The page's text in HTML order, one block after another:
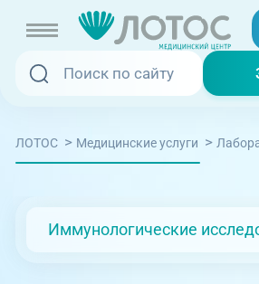
Услуги и цены
Записаться онлайн
Вызвать скорую
Медицина на дому
ЛОТОС > Медицинские услуги >
Иммунологические